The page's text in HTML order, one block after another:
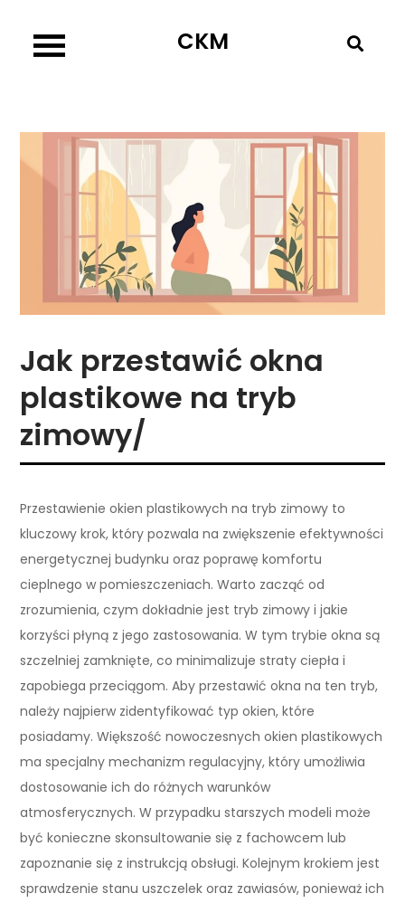
content
CKM
Jak przestawić okna
plastikowe na tryb
zimowy/
Przestawienie okien plastikowych na tryb zimowy to
kluczowy krok, który pozwala na zwiększenie efektywności
energetycznej budynku oraz poprawę komfortu
cieplnego w pomieszczeniach. Warto zacząć od
zrozumienia, czym dokładnie jest tryb zimowy i jakie
korzyści płyną z jego zastosowania. W tym trybie okna są
szczelniej zamknięte, co minimalizuje straty ciepła i
zapobiega przeciągom. Aby przestawić okna na ten tryb,
należy najpierw zidentyfikować typ okien, które
posiadamy. Większość nowoczesnych okien plastikowych
ma specjalny mechanizm regulacyjny, który umożliwia
dostosowanie ich do różnych warunków
atmosferycznych. W przypadku starszych modeli może
być konieczne skonsultowanie się z fachowcem lub
zapoznanie się z instrukcją obsługi. Kolejnym krokiem jest
sprawdzenie stanu uszczelek oraz zawiasów, ponieważ ich